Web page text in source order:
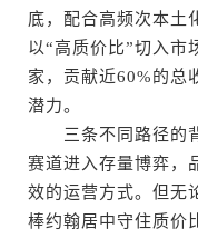
底，配合高频次本土
以“高质价比”切入市
家，贡献近60%的总
潜力。
三条不同路径的背
赛道进入存量博弈，
效的运营方式。但无
棒约翰居中守住质价